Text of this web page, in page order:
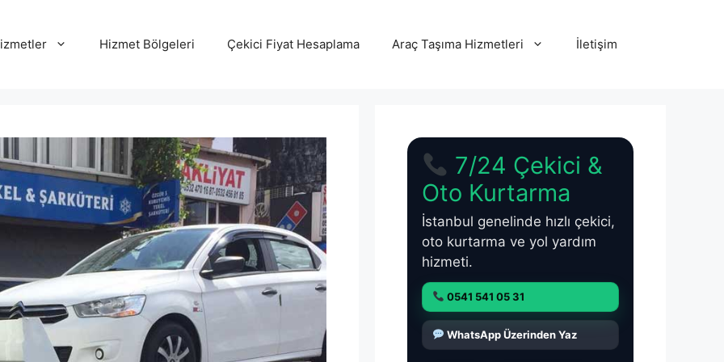
Hizmet Bölgeleri Çekici Fiyat Hesaplama Araç Taşıma Hizmetleri İletişim
7/24 Çekici &
Oto Kurtarma
İstanbul genelinde hızlı çekici,
oto kurtarma ve yol yardım
hizmeti.
0541 541 05 31
WhatsApp Üzerinden Yaz